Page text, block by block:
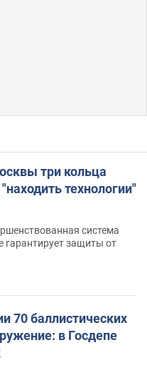
три кольца
технологии"
система
защиты от
70 баллистических
в Госдепе